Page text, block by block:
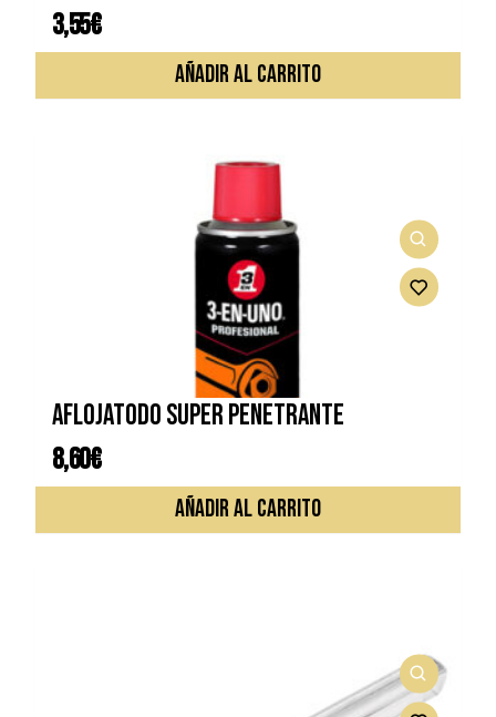
3,55€
AÑADIR AL CARRITO
Aflojatodo super penetrante
8,60€
AÑADIR AL CARRITO